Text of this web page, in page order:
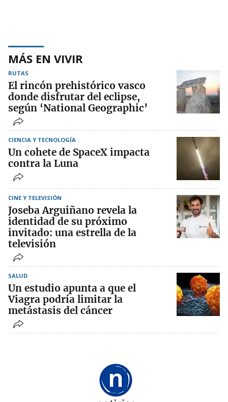
MÁS EN VIVIR
RUTAS
El rincón prehistórico vasco
donde disfrutar del eclipse,
según ‘National Geographic’
CIENCIA Y TECNOLOGÍA
Un cohete de SpaceX impacta
contra la Luna
CINE Y TELEVISIÓN
Joseba Arguiñano revela la
identidad de su próximo
invitado: una estrella de la
televisión
SALUD
Un estudio apunta a que el
Viagra podría limitar la
metástasis del cáncer